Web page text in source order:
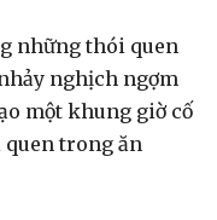
những thói quen
nghịch ngợm
một khung giờ cố
trong ăn